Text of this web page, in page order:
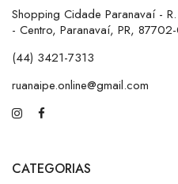
Shopping Cidade Paranavaí -
- Centro, Paranavaí, PR,
(44) 3421-7313
ruanaipe.online@gmail.com
CATEGORIAS